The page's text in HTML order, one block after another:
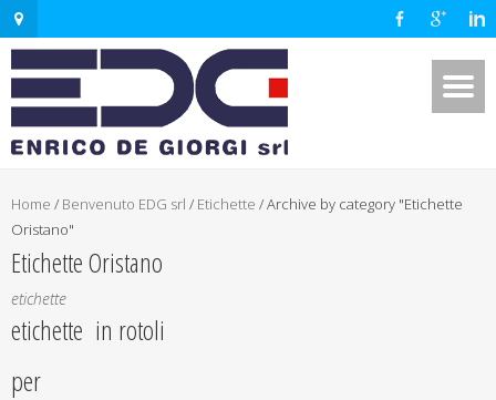
Home / Benvenuto EDG srl / Etichette /Archive by category "Etichette
Oristano"
Etichette Oristano
etichette
etichette in rotoli
per